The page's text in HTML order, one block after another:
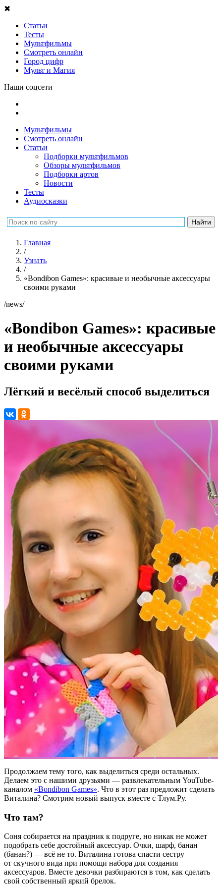
✖
Статьи
Тесты
Мультфильмы
Смотреть онлайн
Город цифр
Мульт и Магия
Наши соцсети
Мультфильмы
Смотреть онлайн
Статьи
Подборки мультфильмов
Обзоры мультфильмов
Подборки артов
Новости
Тесты
Аудиосказки
Главная
/
Узнать
/
«Bondibon Games»: красивые и необычные аксессуары
своими руками
/news/
«Bondibon Games»: красивые
и необычные аксессуары
своими руками
Лёгкий и весёлый способ выделиться
Продолжаем тему того, как выделиться среди остальных.
Делаем это с нашими друзьями — развлекательным YouTube-
каналом «Bondibon Games». Что в этот раз предложит сделать
Виталина? Смотрим новый выпуск вместе с Тлум.Ру.
Что там?
Соня собирается на праздник к подруге, но никак не может
подобрать себе достойный аксессуар. Очки, шарф, банан
(банан?) — всё не то. Виталина готова спасти сестру
от скучного вида при помощи набора для создания
аксессуаров. Вместе девочки разбираются в том, как сделать
свой собственный яркий брелок.